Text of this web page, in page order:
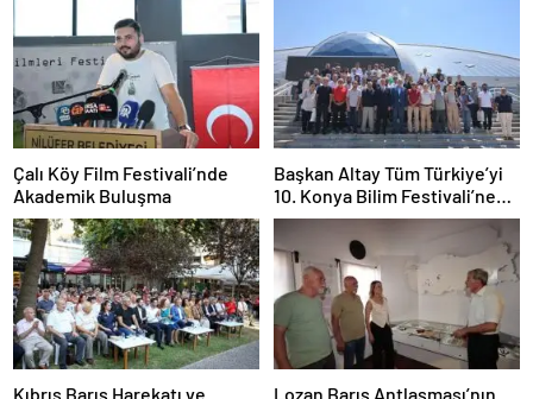
Çalı Köy Film Festivali’nde
Akademik Buluşma
Başkan Altay Tüm Türkiye’yi
10. Konya Bilim Festivali’ne
Davet Etti
Kıbrıs Barış Harekatı ve
Lozan Barış Antlaşması’nın